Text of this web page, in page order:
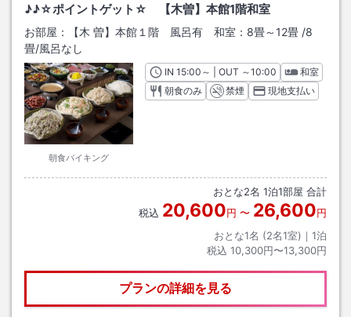
♪♪☆ポイントゲット☆ 【木曽】本館1階和室
お部屋： 【木 曽】本館１階 風呂有 和室：8畳～12畳 /8
畳/風呂なし
朝食バイキング
INチェックイン
15:00 ～ | OUT チェックアウト
～10:00
和室
朝食のみ
禁煙 現地支払い
おとな2名 1泊1部屋 合計
税込 20,600円 〜 26,600円
おとな1名 (2名1室)｜ 1泊
税込 10,300円〜13,300円
プランの詳細を見る